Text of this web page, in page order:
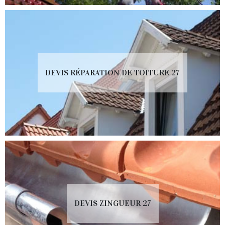
DEVIS RÉPARATION DE TOITURE 27
DEVIS ZINGUEUR 27